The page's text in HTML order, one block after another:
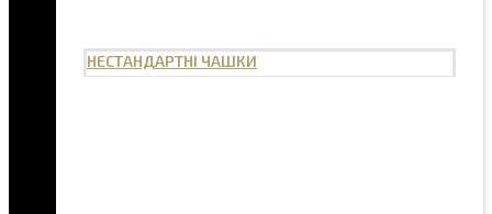
НЕСТАНДАРТНІ ЧАШКИ